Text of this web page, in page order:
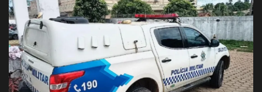
Polícia
Política
Justiça